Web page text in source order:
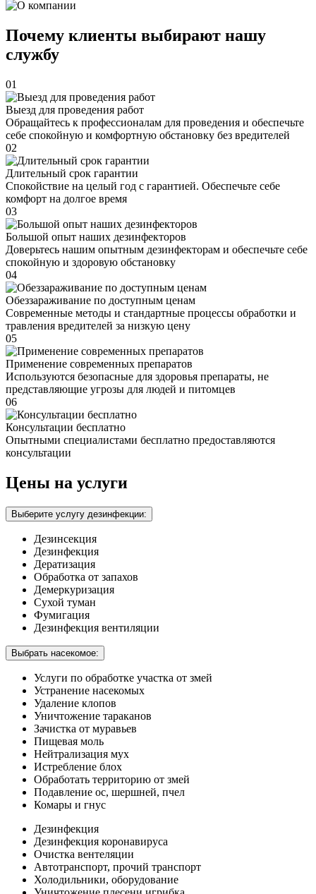
Почему клиенты выбирают нашу
службу
01
Выезд для проведения работ
Обращайтесь к профессионалам для проведения и обеспечьте
себе спокойную и комфортную обстановку без вредителей
02
Длительный срок гарантии
Спокойствие на целый год с гарантией. Обеспечьте себе
комфорт на долгое время
03
Большой опыт наших дезинфекторов
Доверьтесь нашим опытным дезинфекторам и обеспечьте себе
спокойную и здоровую обстановку
04
Обеззараживание по доступным ценам
Современные методы и стандартные процессы обработки и
травления вредителей за низкую цену
05
Применение современных препаратов
Используются безопасные для здоровья препараты, не
представляющие угрозы для людей и питомцев
06
Консультации бесплатно
Опытными специалистами бесплатно предоставляются
консультации
Цены на услуги
Выберите услугу дезинфекции:
Дезинсекция
Дезинфекция
Дератизация
Обработка от запахов
Демеркуризация
Сухой туман
Фумигация
Дезинфекция вентиляции
Выбрать насекомое:
Услуги по обработке участка от змей
Устранение насекомых
Удаление клопов
Уничтожение тараканов
Зачистка от муравьев
Пищевая моль
Нейтрализация мух
Истребление блох
Обработать территорию от змей
Подавление ос, шершней, пчел
Комары и гнус
Дезинфекция
Дезинфекция коронавируса
Очистка вентеляции
Автотранспорт, прочий транспорт
Холодильники, оборудование